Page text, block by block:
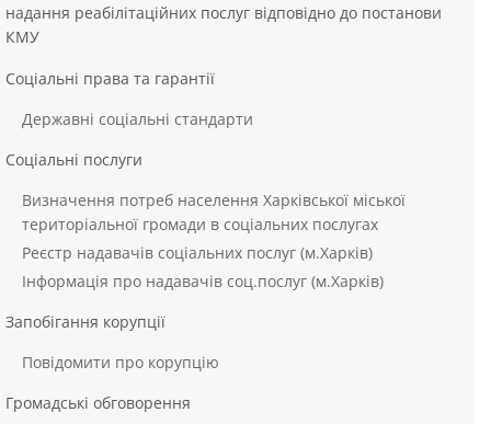
надання реабілітаційних послуг відповідно до постанови
КМУ
Соціальні права та гарантії
Державні соціальні стандарти
Соціальні послуги
Визначення потреб населення Харківської міської
територіальної громади в соціальних послугах
Реєстр надавачів соціальних послуг (м.Харків)
Інформація про надавачів соц.послуг (м.Харків)
Запобігання корупції
Повідомити про корупцію
Громадські обговорення